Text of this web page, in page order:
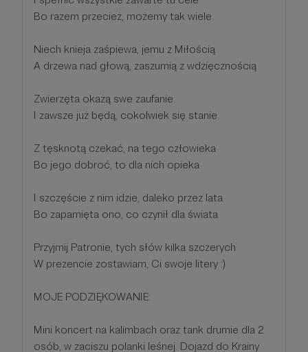
Bo razem przecież, możemy tak wiele
Niech knieja zaśpiewa, jemu z Miłością
A drzewa nad głową, zaszumią z wdzięcznością
Zwierzęta okażą swe zaufanie
I zawsze już będą, cokolwiek się stanie
Z tęsknotą czekać, na tego człowieka
Bo jego dobroć, to dla nich opieka
I szczęście z nim idzie, daleko przez lata
Bo zapamięta ono, co czynił dla świata
Przyjmij Patronie, tych słów kilka szczerych
W prezencie zostawiam, Ci swoje litery :)
MOJE PODZIĘKOWANIE:
Mini koncert na kalimbach oraz tank drumie dla 2
osób, w zaciszu polanki leśnej. Dojazd do Krainy